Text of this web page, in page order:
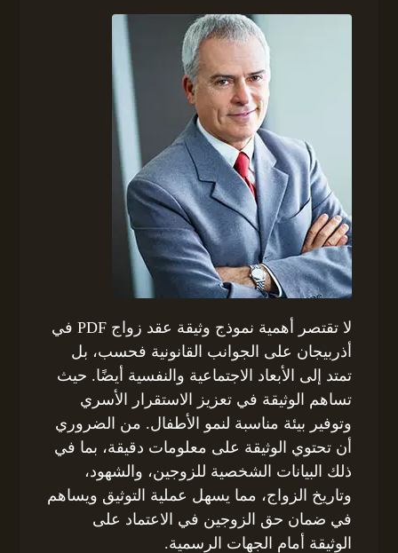
لا تقتصر أهمية نموذج وثيقة عقد زواج PDF في
أذربيجان على الجوانب القانونية فحسب، بل
تمتد إلى الأبعاد الاجتماعية والنفسية أيضًا. حيث
تساهم الوثيقة في تعزيز الاستقرار الأسري
وتوفير بيئة مناسبة لنمو الأطفال. من الضروري
أن تحتوي الوثيقة على معلومات دقيقة، بما في
ذلك البيانات الشخصية للزوجين، والشهود،
وتاريخ الزواج، مما يسهل عملية التوثيق ويساهم
في ضمان حق الزوجين في الاعتماد على
الوثيقة أمام الجهات الرسمية.